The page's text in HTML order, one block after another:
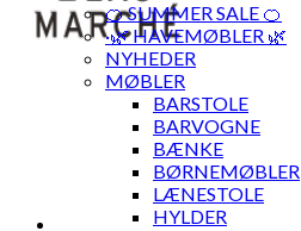
🍊 SUMMER SALE 🍊
·🌿 HAVEMØBLER 🌿
NYHEDER
MØBLER
BARSTOLE
BARVOGNE
BÆNKE
BØRNEMØBLER
LÆNESTOLE
HYLDER